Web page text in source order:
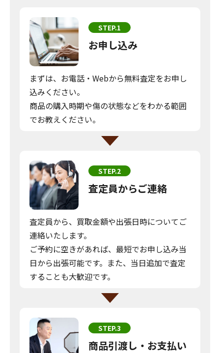
STEP.1
お申し込み
まずは、お電話・Webから無料査定をお申し
込みください。
商品の購入時期や傷の状態などをわかる範囲
でお教えください。
STEP.2
査定員からご連絡
査定員から、買取金額や出張日時についてご
連絡いたします。
ご予約に空きがあれば、最短でお申し込み当
日から出張可能です。また、当日追加で査定
することも大歓迎です。
STEP.3
商品引渡し・お支払い